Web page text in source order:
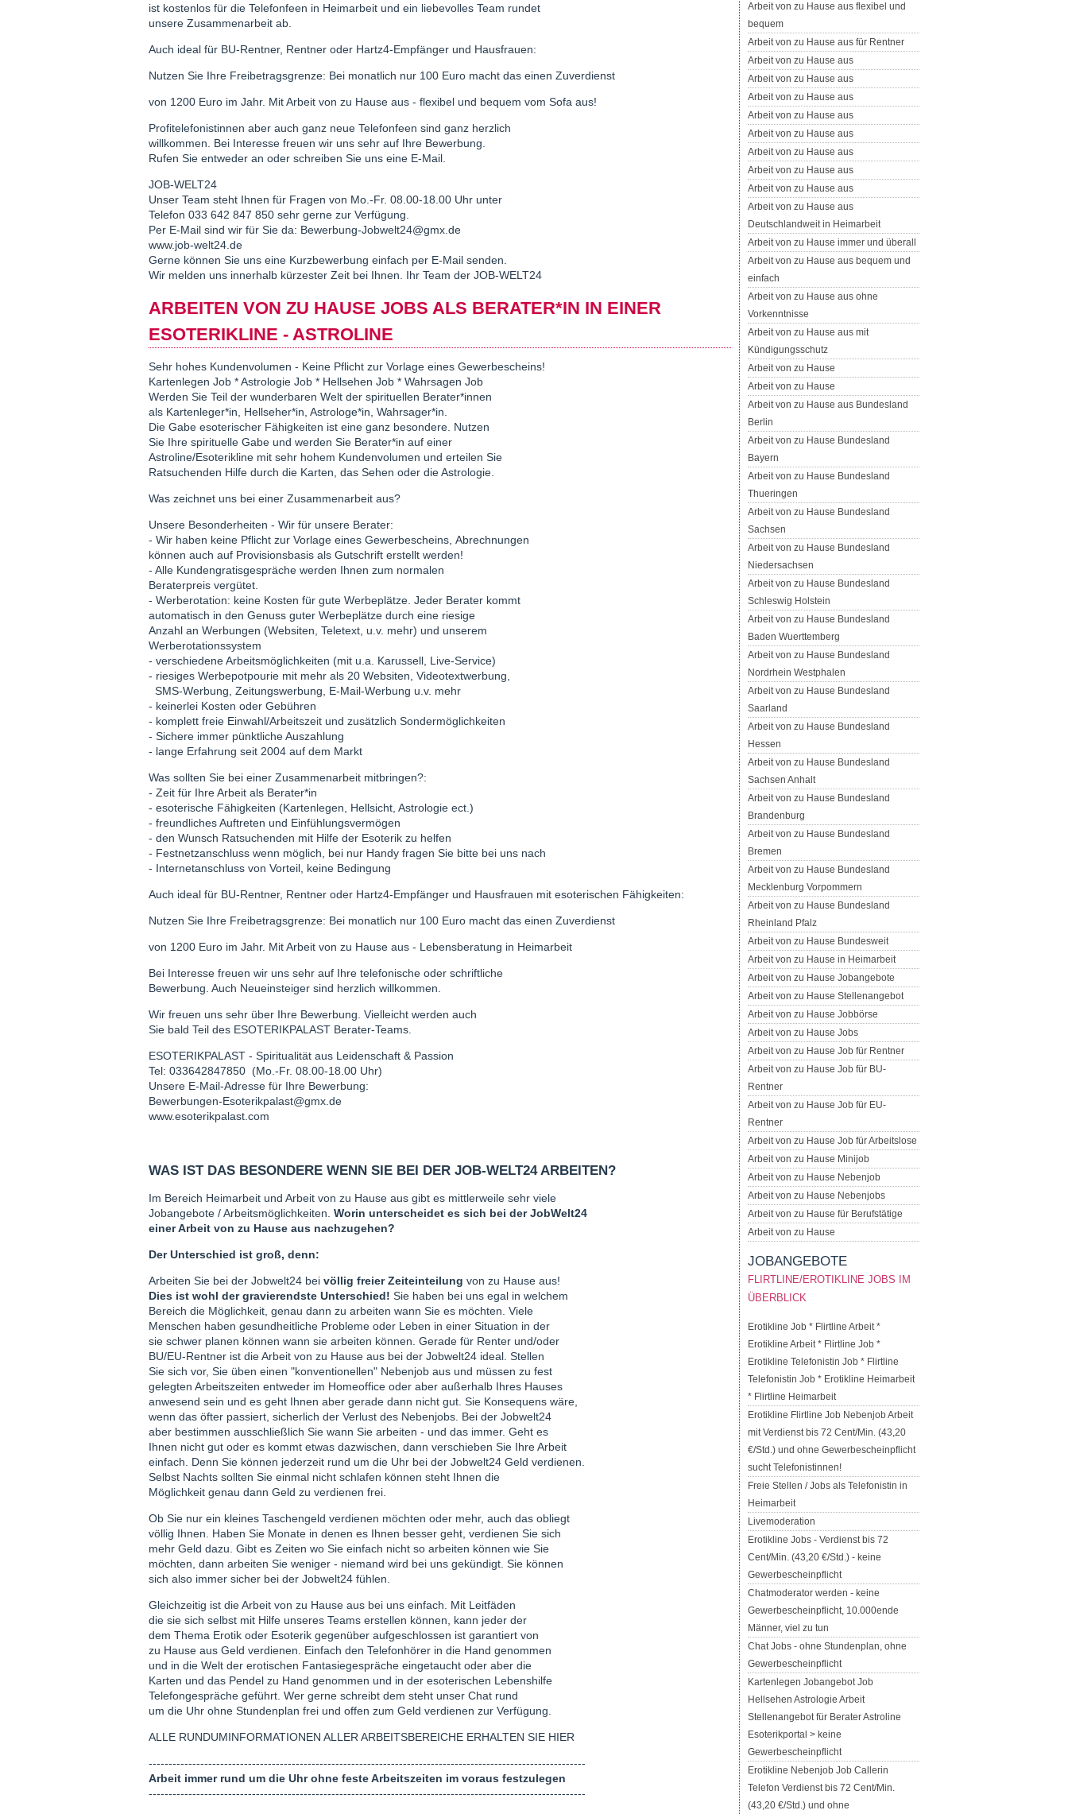
ist kostenlos für die Telefonfeen in Heimarbeit und ein liebevolles Team rundet
unsere Zusammenarbeit ab.
Auch ideal für BU-Rentner, Rentner oder Hartz4-Empfänger und Hausfrauen:
Nutzen Sie Ihre Freibetragsgrenze: Bei monatlich nur 100 Euro macht das einen Zuverdienst
von 1200 Euro im Jahr. Mit Arbeit von zu Hause aus - flexibel und bequem vom Sofa aus!
Profitelefonistinnen aber auch ganz neue Telefonfeen sind ganz herzlich
willkommen. Bei Interesse freuen wir uns sehr auf Ihre Bewerbung.
Rufen Sie entweder an oder schreiben Sie uns eine E-Mail.
JOB-WELT24
Unser Team steht Ihnen für Fragen von Mo.-Fr. 08.00-18.00 Uhr unter
Telefon 033 642 847 850 sehr gerne zur Verfügung.
Per E-Mail sind wir für Sie da: Bewerbung-Jobwelt24@gmx.de
www.job-welt24.de
Gerne können Sie uns eine Kurzbewerbung einfach per E-Mail senden.
Wir melden uns innerhalb kürzester Zeit bei Ihnen. Ihr Team der JOB-WELT24
ARBEITEN VON ZU HAUSE JOBS ALS BERATER*IN IN EINER
ESOTERIKLINE - ASTROLINE
Sehr hohes Kundenvolumen - Keine Pflicht zur Vorlage eines Gewerbescheins!
Kartenlegen Job * Astrologie Job * Hellsehen Job * Wahrsagen Job
Werden Sie Teil der wunderbaren Welt der spirituellen Berater*innen
als Kartenleger*in, Hellseher*in, Astrologe*in, Wahrsager*in.
Die Gabe esoterischer Fähigkeiten ist eine ganz besondere. Nutzen
Sie Ihre spirituelle Gabe und werden Sie Berater*in auf einer
Astroline/Esoterikline mit sehr hohem Kundenvolumen und erteilen Sie
Ratsuchenden Hilfe durch die Karten, das Sehen oder die Astrologie.
Was zeichnet uns bei einer Zusammenarbeit aus?
Unsere Besonderheiten - Wir für unsere Berater:
- Wir haben keine Pflicht zur Vorlage eines Gewerbescheins, Abrechnungen
können auch auf Provisionsbasis als Gutschrift erstellt werden!
- Alle Kundengratisgespräche werden Ihnen zum normalen
Beraterpreis vergütet.
- Werberotation: keine Kosten für gute Werbeplätze. Jeder Berater kommt
automatisch in den Genuss guter Werbeplätze durch eine riesige
Anzahl an Werbungen (Websiten, Teletext, u.v. mehr) und unserem
Werberotationssystem
- verschiedene Arbeitsmöglichkeiten (mit u.a. Karussell, Live-Service)
- riesiges Werbepotpourie mit mehr als 20 Websiten, Videotextwerbung,
SMS-Werbung, Zeitungswerbung, E-Mail-Werbung u.v. mehr
- keinerlei Kosten oder Gebühren
- komplett freie Einwahl/Arbeitszeit und zusätzlich Sondermöglichkeiten
- Sichere immer pünktliche Auszahlung
- lange Erfahrung seit 2004 auf dem Markt
Was sollten Sie bei einer Zusammenarbeit mitbringen?:
- Zeit für Ihre Arbeit als Berater*in
- esoterische Fähigkeiten (Kartenlegen, Hellsicht, Astrologie ect.)
- freundliches Auftreten und Einfühlungsvermögen
- den Wunsch Ratsuchenden mit Hilfe der Esoterik zu helfen
- Festnetzanschluss wenn möglich, bei nur Handy fragen Sie bitte bei uns nach
- Internetanschluss von Vorteil, keine Bedingung
Auch ideal für BU-Rentner, Rentner oder Hartz4-Empfänger und Hausfrauen mit esoterischen Fähigkeiten:
Nutzen Sie Ihre Freibetragsgrenze: Bei monatlich nur 100 Euro macht das einen Zuverdienst
von 1200 Euro im Jahr. Mit Arbeit von zu Hause aus - Lebensberatung in Heimarbeit
Bei Interesse freuen wir uns sehr auf Ihre telefonische oder schriftliche
Bewerbung. Auch Neueinsteiger sind herzlich willkommen.
Wir freuen uns sehr über Ihre Bewerbung. Vielleicht werden auch
Sie bald Teil des ESOTERIKPALAST Berater-Teams.
ESOTERIKPALAST - Spiritualität aus Leidenschaft & Passion
Tel: 033642847850 (Mo.-Fr. 08.00-18.00 Uhr)
Unsere E-Mail-Adresse für Ihre Bewerbung:
Bewerbungen-Esoterikpalast@gmx.de
www.esoterikpalast.com
WAS IST DAS BESONDERE WENN SIE BEI DER JOB-WELT24 ARBEITEN?
Im Bereich Heimarbeit und Arbeit von zu Hause aus gibt es mittlerweile sehr viele
Jobangebote / Arbeitsmöglichkeiten. Worin unterscheidet es sich bei der JobWelt24
einer Arbeit von zu Hause aus nachzugehen?
Der Unterschied ist groß, denn:
Arbeiten Sie bei der Jobwelt24 bei völlig freier Zeiteinteilung von zu Hause aus!
Dies ist wohl der gravierendste Unterschied! Sie haben bei uns egal in welchem
Bereich die Möglichkeit, genau dann zu arbeiten wann Sie es möchten. Viele
Menschen haben gesundheitliche Probleme oder Leben in einer Situation in der
sie schwer planen können wann sie arbeiten können. Gerade für Renter und/oder
BU/EU-Rentner ist die Arbeit von zu Hause aus bei der Jobwelt24 ideal. Stellen
Sie sich vor, Sie üben einen "konventionellen" Nebenjob aus und müssen zu fest
gelegten Arbeitszeiten entweder im Homeoffice oder aber außerhalb Ihres Hauses
anwesend sein und es geht Ihnen aber gerade dann nicht gut. Sie Konsequens wäre,
wenn das öfter passiert, sicherlich der Verlust des Nebenjobs. Bei der Jobwelt24
aber bestimmen ausschließlich Sie wann Sie arbeiten - und das immer. Geht es
Ihnen nicht gut oder es kommt etwas dazwischen, dann verschieben Sie Ihre Arbeit
einfach. Denn Sie können jederzeit rund um die Uhr bei der Jobwelt24 Geld verdienen.
Selbst Nachts sollten Sie einmal nicht schlafen können steht Ihnen die
Möglichkeit genau dann Geld zu verdienen frei.
Ob Sie nur ein kleines Taschengeld verdienen möchten oder mehr, auch das obliegt
völlig Ihnen. Haben Sie Monate in denen es Ihnen besser geht, verdienen Sie sich
mehr Geld dazu. Gibt es Zeiten wo Sie einfach nicht so arbeiten können wie Sie
möchten, dann arbeiten Sie weniger - niemand wird bei uns gekündigt. Sie können
sich also immer sicher bei der Jobwelt24 fühlen.
Gleichzeitig ist die Arbeit von zu Hause aus bei uns einfach. Mit Leitfäden
die sie sich selbst mit Hilfe unseres Teams erstellen können, kann jeder der
dem Thema Erotik oder Esoterik gegenüber aufgeschlossen ist garantiert von
zu Hause aus Geld verdienen. Einfach den Telefonhörer in die Hand genommen
und in die Welt der erotischen Fantasiegespräche eingetaucht oder aber die
Karten und das Pendel zu Hand genommen und in der esoterischen Lebenshilfe
Telefongespräche geführt. Wer gerne schreibt dem steht unser Chat rund
um die Uhr ohne Stundenplan frei und offen zum Geld verdienen zur Verfügung.
ALLE RUNDUMINFORMATIONEN ALLER ARBEITSBEREICHE ERHALTEN SIE HIER
--------------------------------------------------------------------------------------------------------------
Arbeit immer rund um die Uhr ohne feste Arbeitszeiten im voraus festzulegen
--------------------------------------------------------------------------------------------------------------
Arbeit von zu Hause aus flexibel und
bequem
Arbeit von zu Hause aus für Rentner
Arbeit von zu Hause aus
Arbeit von zu Hause aus
Arbeit von zu Hause aus
Arbeit von zu Hause aus
Arbeit von zu Hause aus
Arbeit von zu Hause aus
Arbeit von zu Hause aus
Arbeit von zu Hause aus
Arbeit von zu Hause aus
Deutschlandweit in Heimarbeit
Arbeit von zu Hause immer und überall
Arbeit von zu Hause aus bequem und
einfach
Arbeit von zu Hause aus ohne
Vorkenntnisse
Arbeit von zu Hause aus mit
Kündigungsschutz
Arbeit von zu Hause
Arbeit von zu Hause
Arbeit von zu Hause aus Bundesland
Berlin
Arbeit von zu Hause Bundesland
Bayern
Arbeit von zu Hause Bundesland
Thueringen
Arbeit von zu Hause Bundesland
Sachsen
Arbeit von zu Hause Bundesland
Niedersachsen
Arbeit von zu Hause Bundesland
Schleswig Holstein
Arbeit von zu Hause Bundesland
Baden Wuerttemberg
Arbeit von zu Hause Bundesland
Nordrhein Westphalen
Arbeit von zu Hause Bundesland
Saarland
Arbeit von zu Hause Bundesland
Hessen
Arbeit von zu Hause Bundesland
Sachsen Anhalt
Arbeit von zu Hause Bundesland
Brandenburg
Arbeit von zu Hause Bundesland
Bremen
Arbeit von zu Hause Bundesland
Mecklenburg Vorpommern
Arbeit von zu Hause Bundesland
Rheinland Pfalz
Arbeit von zu Hause Bundesweit
Arbeit von zu Hause in Heimarbeit
Arbeit von zu Hause Jobangebote
Arbeit von zu Hause Stellenangebot
Arbeit von zu Hause Jobbörse
Arbeit von zu Hause Jobs
Arbeit von zu Hause Job für Rentner
Arbeit von zu Hause Job für BU-
Rentner
Arbeit von zu Hause Job für EU-
Rentner
Arbeit von zu Hause Job für Arbeitslose
Arbeit von zu Hause Minijob
Arbeit von zu Hause Nebenjob
Arbeit von zu Hause Nebenjobs
Arbeit von zu Hause für Berufstätige
Arbeit von zu Hause
JOBANGEBOTE
FLIRTLINE/EROTIKLINE JOBS IM
ÜBERBLICK
Erotikline Job * Flirtline Arbeit *
Erotikline Arbeit * Flirtline Job *
Erotikline Telefonistin Job * Flirtline
Telefonistin Job * Erotikline Heimarbeit
* Flirtline Heimarbeit
Erotikline Flirtline Job Nebenjob Arbeit
mit Verdienst bis 72 Cent/Min. (43,20
€/Std.) und ohne Gewerbescheinpflicht
sucht Telefonistinnen!
Freie Stellen / Jobs als Telefonistin in
Heimarbeit
Livemoderation
Erotikline Jobs - Verdienst bis 72
Cent/Min. (43,20 €/Std.) - keine
Gewerbescheinpflicht
Chatmoderator werden - keine
Gewerbescheinpflicht, 10.000ende
Männer, viel zu tun
Chat Jobs - ohne Stundenplan, ohne
Gewerbescheinpflicht
Kartenlegen Jobangebot Job
Hellsehen Astrologie Arbeit
Stellenangebot für Berater Astroline
Esoterikportal > keine
Gewerbescheinpflicht
Erotikline Nebenjob Job Callerin
Telefon Verdienst bis 72 Cent/Min.
(43,20 €/Std.) und ohne